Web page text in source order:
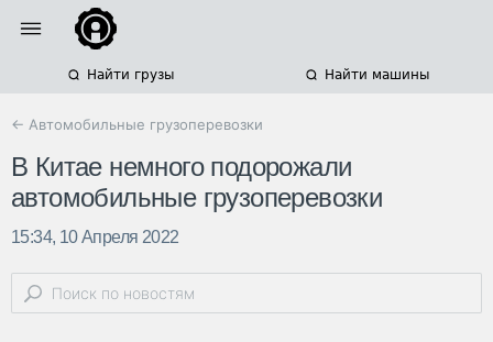
Найти грузы Найти машины
← Автомобильные грузоперевозки
В Китае немного подорожали
автомобильные грузоперевозки
15:34, 10 Апреля 2022